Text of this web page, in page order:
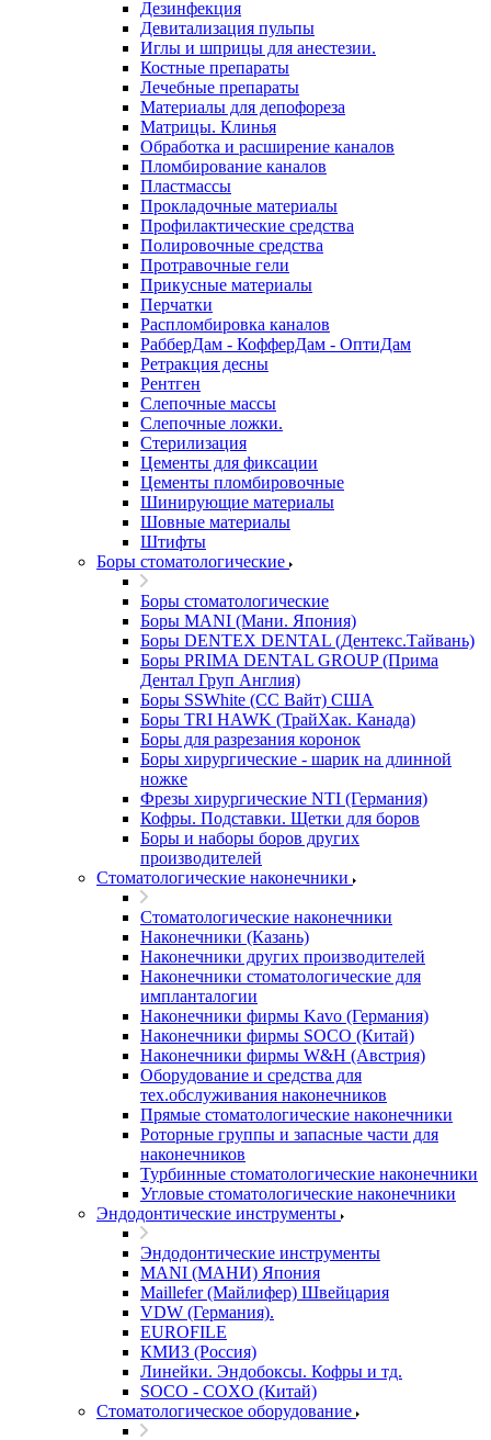
Дезинфекция
Девитализация пульпы
Иглы и шприцы для анестезии.
Костные препараты
Лечебные препараты
Материалы для депофореза
Матрицы. Клинья
Обработка и расширение каналов
Пломбирование каналов
Пластмассы
Прокладочные материалы
Профилактические средства
Полировочные средства
Протравочные гели
Прикусные материалы
Перчатки
Распломбировка каналов
РабберДам - КофферДам - ОптиДам
Ретракция десны
Рентген
Слепочные массы
Слепочные ложки.
Стерилизация
Цементы для фиксации
Цементы пломбировочные
Шинирующие материалы
Шовные материалы
Штифты
Боры стоматологические
Боры стоматологические
Боры MANI (Мани. Япония)
Боры DENTEX DENTAL (Дентекс.Тайвань)
Боры PRIMA DENTAL GROUP (Прима
Дентал Груп Англия)
Боры SSWhite (СС Вайт) США
Боры TRI HAWK (ТрайХак. Канада)
Боры для разрезания коронок
Боры хирургические - шарик на длинной
ножке
Фрезы хирургические NTI (Германия)
Кофры. Подставки. Щетки для боров
Боры и наборы боров других
производителей
Стоматологические наконечники
Стоматологические наконечники
Наконечники (Казань)
Наконечники других производителей
Наконечники стоматологические для
импланталогии
Наконечники фирмы Kavo (Германия)
Наконечники фирмы SOCO (Китай)
Наконечники фирмы W&H (Австрия)
Оборудование и средства для
тех.обслуживания наконечников
Прямые стоматологические наконечники
Роторные группы и запасные части для
наконечников
Турбинные стоматологические наконечники
Угловые стоматологические наконечники
Эндодонтические инструменты
Эндодонтические инструменты
MANI (МАНИ) Япония
Maillefer (Майлифер) Швейцария
VDW (Германия).
EUROFILE
КМИЗ (Россия)
Линейки. Эндобоксы. Кофры и тд.
SOCO - COXO (Китай)
Стоматологическое оборудование